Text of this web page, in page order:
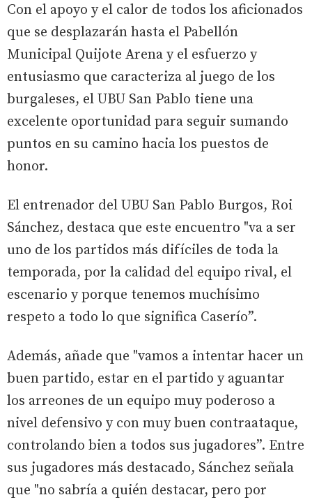
Con el apoyo y el calor de todos los aficionados
que se desplazarán hasta el Pabellón
Municipal Quijote Arena y el esfuerzo y
entusiasmo que caracteriza al juego de los
burgaleses, el UBU San Pablo tiene una
excelente oportunidad para seguir sumando
puntos en su camino hacia los puestos de
honor.
El entrenador del UBU San Pablo Burgos, Roi
Sánchez, destaca que este encuentro "va a ser
uno de los partidos más difíciles de toda la
temporada, por la calidad del equipo rival, el
escenario y porque tenemos muchísimo
respeto a todo lo que significa Caserío”.
Además, añade que "vamos a intentar hacer un
buen partido, estar en el partido y aguantar
los arreones de un equipo muy poderoso a
nivel defensivo y con muy buen contraataque,
controlando bien a todos sus jugadores”. Entre
sus jugadores más destacado, Sánchez señala
que "no sabría a quién destacar, pero por